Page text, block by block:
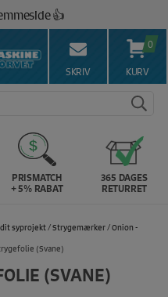
👍
43 44 45 15 ☎️
priser 💰
SKRIV
0
KURV
PRISMATCH
+ 5% RABAT
365 DAGES
RETURRET
syprojekt/Strygemærker/Onion -
(Svane)
(SVANE)